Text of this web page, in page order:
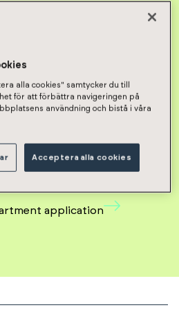
application
alla cookies" samtycker du till
för att förbättra navigeringen på
användning och bistå i våra
Acceptera alla cookies